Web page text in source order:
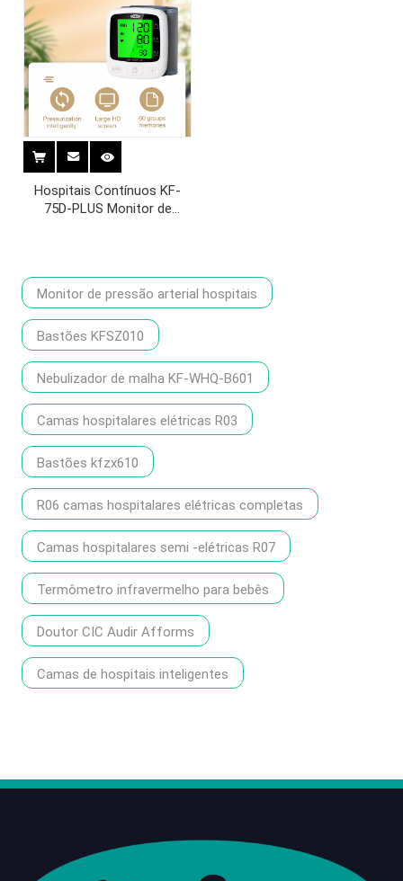
Hospitais Contínuos KF-
75D-PLUS Monitor de
Monitor de pressão arterial hospitais
Bastões KFSZ010
Nebulizador de malha KF-WHQ-B601
Camas hospitalares elétricas R03
Bastões kfzx610
R06 camas hospitalares elétricas completas
Camas hospitalares semi -elétricas R07
Termômetro infravermelho para bebês
Doutor CIC Audir Afforms
Camas de hospitais inteligentes